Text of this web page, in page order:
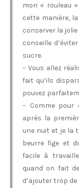
mon « rouleau
cette manière,
conserver la
conseille
sucre.
– Vous allez
fait qu’ils
pouvez
– Comme pour
après la
une nuit et je la
beurre fige et
facile à
quand on fait
d’ajouter trop